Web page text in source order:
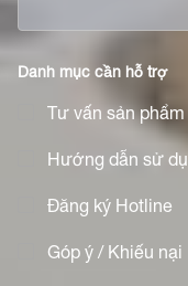
Danh mục cần hỗ trợ
Tư vấn sản phẩm
Hướng dẫn sử
Đăng ký Hotline
Góp ý / Khiếu nại